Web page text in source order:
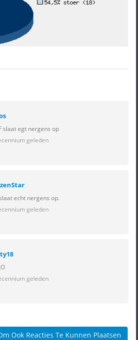
slaat egt nergens op
geleden
echt nergens op.
geleden
geleden
Ook Reacties Te Kunnen Plaatsen